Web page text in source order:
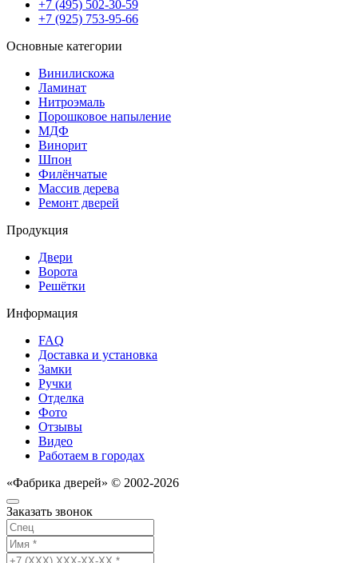
+7 (495) 502-30-59
+7 (925) 753-95-66
Основные категории
Винилискожа
Ламинат
Нитроэмаль
Порошковое напыление
МДФ
Винорит
Шпон
Филёнчатые
Массив дерева
Ремонт дверей
Продукция
Двери
Ворота
Решётки
Информация
FAQ
Доставка и установка
Замки
Ручки
Отделка
Фото
Отзывы
Видео
Работаем в городах
«Фабрика дверей» © 2002-2026
Заказать звонок